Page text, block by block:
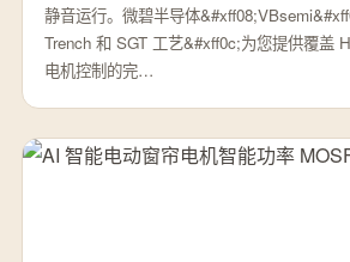
静音运行。微碧半导体
Trench 和 SGT 工艺&#xff0c;为您提供覆盖
电机控制的完…